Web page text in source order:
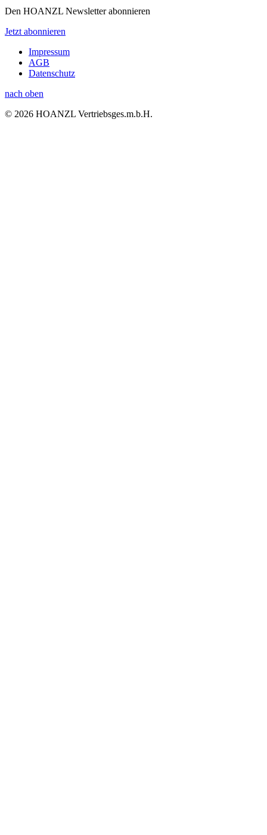
Den HOANZL Newsletter abonnieren
Jetzt abonnieren
Impressum
AGB
Datenschutz
nach oben
© 2026 HOANZL Vertriebsges.m.b.H.